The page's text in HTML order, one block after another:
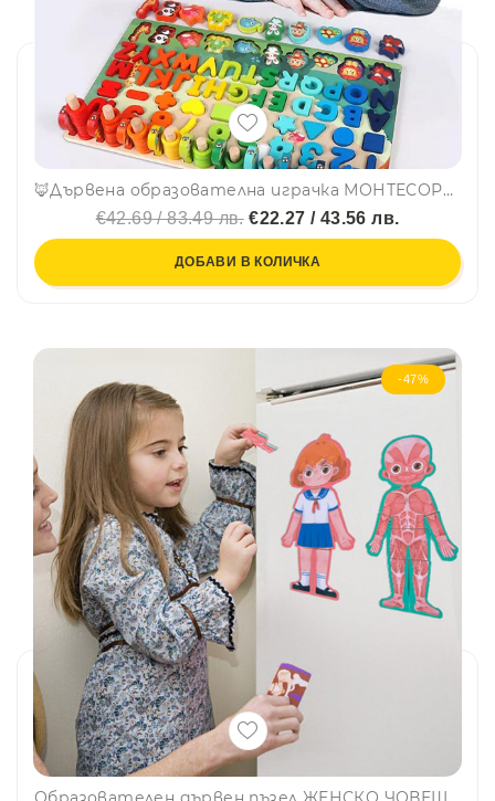
🦊Дървена образователна играчка МОНТЕСОРИ с животни, рибки, рингове, цифри и фигурки CSDW-020
€42.69 / 83.49 лв.€22.27 / 43.56 лв.
ДОБАВИ В КОЛИЧКА
-47%